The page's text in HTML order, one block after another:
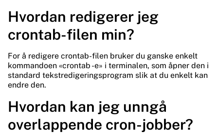
Hvordan redigerer jeg
crontab-filen min?
For å redigere crontab-filen bruker du ganske enkelt
kommandoen «crontab -e» i terminalen, som åpner den i
standard tekstredigeringsprogram slik at du enkelt kan
endre den.
Hvordan kan jeg unngå
overlappende cron-jobber?